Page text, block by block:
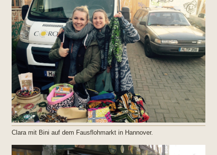
Clara mit Bini auf dem Fausflohmarkt in Hannover.